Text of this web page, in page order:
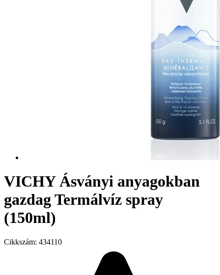
VICHY Ásványi anyagokban
gazdag Termálvíz spray
(150ml)
Cikkszám: 434110